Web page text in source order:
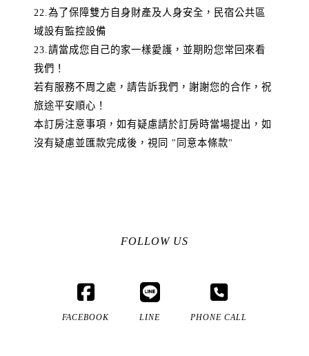
22.為了保障雙方自身財產及人身安全，民宿公共區
域設有監控設備
23.請當成您自己的家一樣愛護，並期盼您常回來看
我們！
若有服務不周之處，請告訴我們，謝謝您的合作，祝
旅途平安順心！
本訂房注意事項，如有疑慮請於訂房時當場提出，如
沒有疑慮並匯款完成後，視同 "同意本條款"
FOLLOW US
FACEBOOK LINE PHONE CALL